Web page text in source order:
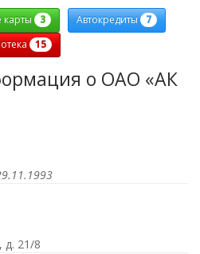
карты 3 Автокредиты 7
15
о ОАО «АК
д. 21/8